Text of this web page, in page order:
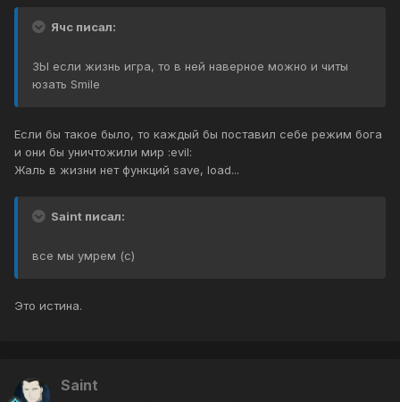
Ячс писал:
ЗЫ если жизнь игра, то в ней наверное можно и читы
юзать Smile
Если бы такое было, то каждый бы поставил себе режим бога
и они бы уничтожили мир :evil:
Жаль в жизни нет функций save, load...
Saint писал:
все мы умрем (с)
Это истина.
Saint